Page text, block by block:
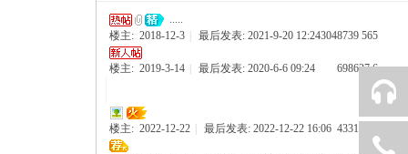
0566-2811007
.....
楼主: 2018-12-3 最后发表: 2021-9-20 12:243048739 565
楼主: 2019-3-14 最后发表: 2020-6-6 09:24 698627 6
楼主: 2022-12-22 最后发表: 2022-12-22 16:06 433146